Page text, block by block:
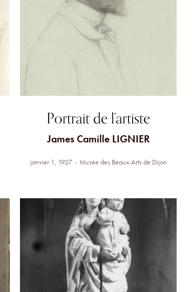
Portrait de l’artiste
James Camille LIGNIER
janvier 1, 1927 Musée des Beaux-Arts de Dijon